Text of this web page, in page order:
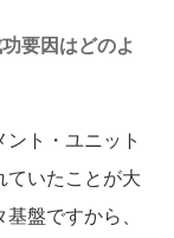
要因はどのよ
ト・ユニット
いたことが大
盤ですから、